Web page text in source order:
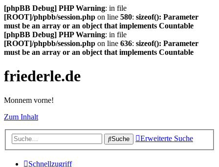
[phpBB Debug] PHP Warning: in file
[ROOT]/phpbb/session.php on line 580: sizeof(): Parameter
must be an array or an object that implements Countable
[phpBB Debug] PHP Warning: in file
[ROOT]/phpbb/session.php on line 636: sizeof(): Parameter
must be an array or an object that implements Countable
friederle.de
Monnem vorne!
Zum Inhalt
Suche Erweiterte Suche
Schnellzugriff